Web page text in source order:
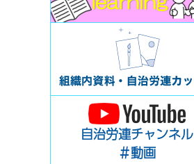
自治労連チャンネル
＃動画